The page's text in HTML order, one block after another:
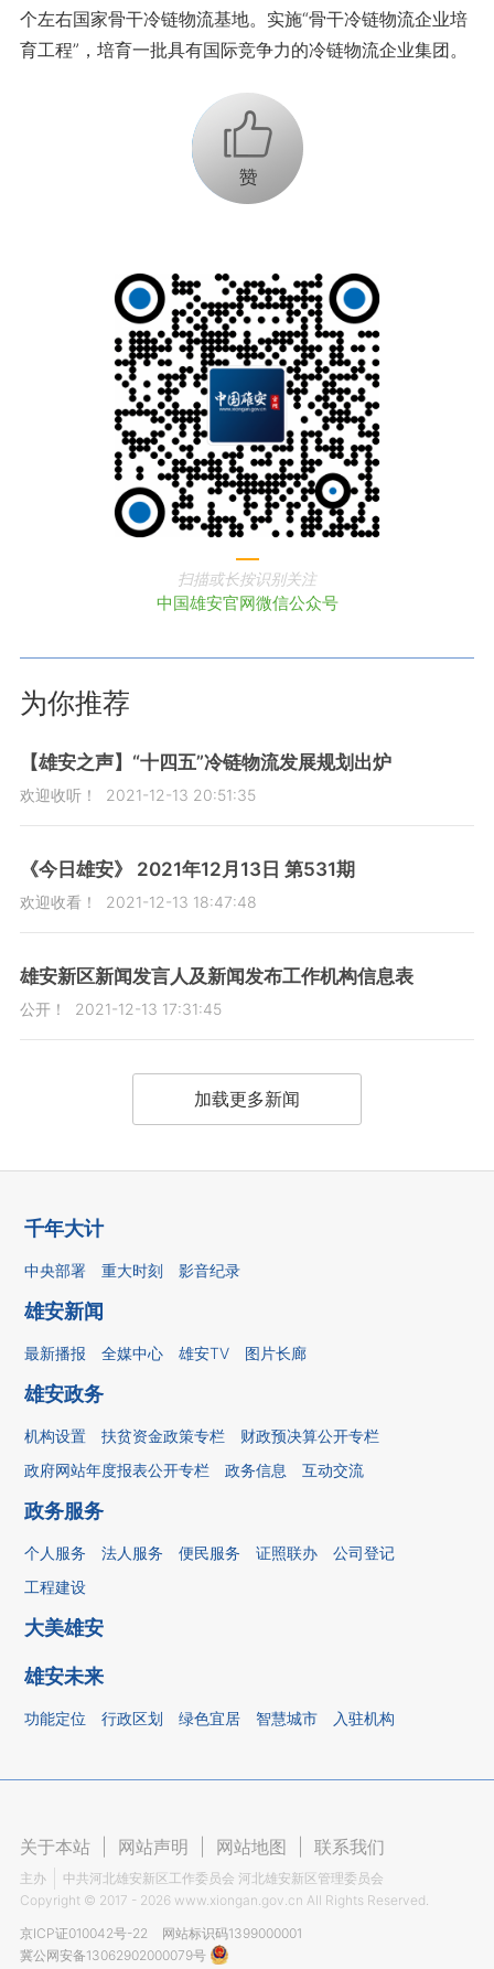
个左右国家骨干冷链物流基地。实施“骨干冷链物流企业培
育工程”，培育一批具有国际竞争力的冷链物流企业集团。
+1
扫描或长按识别关注
中国雄安官网微信公众号
为你推荐
【雄安之声】“十四五”冷链物流发展规划出炉
欢迎收听！ 2021-12-13 20:51:35
《今日雄安》 2021年12月13日 第531期
欢迎收看！ 2021-12-13 18:47:48
雄安新区新闻发言人及新闻发布工作机构信息表
公开！ 2021-12-13 17:31:45
加载更多新闻
千年大计
中央部署 重大时刻 影音纪录
雄安新闻
最新播报 全媒中心 雄安TV 图片长廊
雄安政务
机构设置 扶贫资金政策专栏
财政预决算公开专栏
政府网站年度报表公开专栏
政务信息 互动交流
政务服务
个人服务 法人服务 便民服务 证照联办
公司登记
工程建设
大美雄安
雄安未来
功能定位 行政区划 绿色宜居 智慧城市 入驻机构
关于本站 网站声明 网站地图 联系我们
主办
中共河北雄安新区工作委员会 河北雄安新区管理委员会
Copyright © 2017 - 2026 www.xiongan.gov.cn All Rights Reserved.
京ICP证010042号-22
网站标识码1399000001
冀公网安备13062902000079号